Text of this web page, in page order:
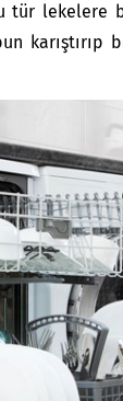
lekelere
karıştırıp